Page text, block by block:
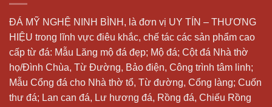
ĐÁ MỸ NGHỆ NINH BÌNH, là đơn vị UY TÍN – THƯƠNG
HIỆU trong lĩnh vực điêu khắc, chế tác các sản phẩm cao
cấp từ đá: Mẫu Lăng mộ đá đẹp; Mộ đá; Cột đá Nhà thờ
họ/Đình Chùa, Từ Đường, Bảo điện, Công trình tâm linh;
Mẫu Cổng đá cho Nhà thờ tổ, Từ đường, Cổng làng; Cuốn
thư đá; Lan can đá, Lư hương đá, Rồng đá, Chiếu Rồng